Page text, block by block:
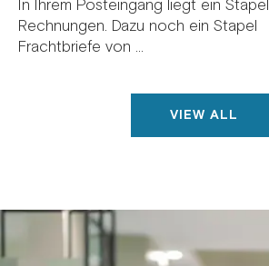
In Ihrem Posteingang liegt ein Stapel
Rechnungen. Dazu noch ein Stapel
Frachtbriefe von ...
VIEW ALL